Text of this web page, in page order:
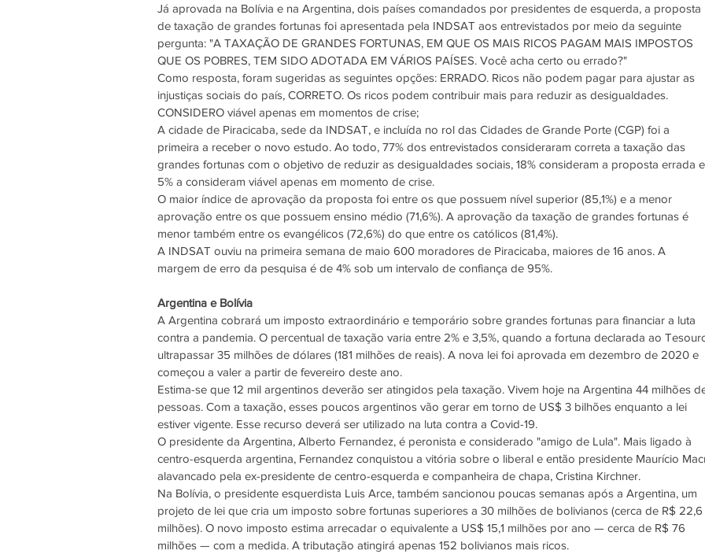
Já aprovada na Bolívia e na Argentina, dois países comandados por presidentes de esquerda, a proposta
de taxação de grandes fortunas foi apresentada pela INDSAT aos entrevistados por meio da seguinte
pergunta: "A TAXAÇÃO DE GRANDES FORTUNAS, EM QUE OS MAIS RICOS PAGAM MAIS IMPOSTOS
QUE OS POBRES, TEM SIDO ADOTADA EM VÁRIOS PAÍSES. Você acha certo ou errado?"
Como resposta, foram sugeridas as seguintes opções: ERRADO. Ricos não podem pagar para ajustar as
injustiças sociais do país, CORRETO. Os ricos podem contribuir mais para reduzir as desigualdades.
CONSIDERO viável apenas em momentos de crise;
A cidade de Piracicaba, sede da INDSAT, e incluída no rol das Cidades de Grande Porte (CGP) foi a
primeira a receber o novo estudo. Ao todo, 77% dos entrevistados consideraram correta a taxação das
grandes fortunas com o objetivo de reduzir as desigualdades sociais, 18% consideram a proposta errada
5% a consideram viável apenas em momento de crise.
O maior índice de aprovação da proposta foi entre os que possuem nível superior (85,1%) e a menor
aprovação entre os que possuem ensino médio (71,6%). A aprovação da taxação de grandes fortunas é
menor também entre os evangélicos (72,6%) do que entre os católicos (81,4%).
A INDSAT ouviu na primeira semana de maio 600 moradores de Piracicaba, maiores de 16 anos. A
margem de erro da pesquisa é de 4% sob um intervalo de confiança de 95%.
Argentina e Bolívia
A Argentina cobrará um imposto extraordinário e temporário sobre grandes fortunas para financiar a luta
contra a pandemia. O percentual de taxação varia entre 2% e 3,5%, quando a fortuna declarada ao
ultrapassar 35 milhões de dólares (181 milhões de reais). A nova lei foi aprovada em dezembro de 2020 e
começou a valer a partir de fevereiro deste ano.
Estima-se que 12 mil argentinos deverão ser atingidos pela taxação. Vivem hoje na Argentina 44 milhões
pessoas. Com a taxação, esses poucos argentinos vão gerar em torno de US$ 3 bilhões enquanto a lei
estiver vigente. Esse recurso deverá ser utilizado na luta contra a Covid-19.
O presidente da Argentina, Alberto Fernandez, é peronista e considerado "amigo de Lula". Mais ligado à
centro-esquerda argentina, Fernandez conquistou a vitória sobre o liberal e então presidente Maurício
alavancado pela ex-presidente de centro-esquerda e companheira de chapa, Cristina Kirchner.
Na Bolívia, o presidente esquerdista Luis Arce, também sancionou poucas semanas após a Argentina, um
projeto de lei que cria um imposto sobre fortunas superiores a 30 milhões de bolivianos (cerca de R$ 22,6
milhões). O novo imposto estima arrecadar o equivalente a US$ 15,1 milhões por ano — cerca de R$ 76
milhões — com a medida. A tributação atingirá apenas 152 bolivianos mais ricos.